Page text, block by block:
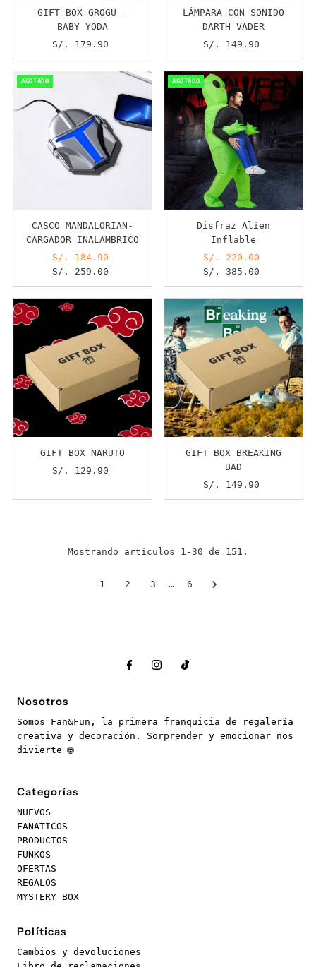
GIFT BOX GROGU -
BABY YODA
Precio
normal
S/. 179.90
LÁMPARA CON SONIDO
DARTH VADER
Precio
normal
S/. 149.90
AGOTADO
CASCO MANDALORIAN-
CARGADOR INALAMBRICO
Precio
de
venta
S/. 184.90
S/. 259.00
AGOTADO
Disfraz Alíen
Inflable
Precio
de
venta
S/. 220.00
S/. 385.00
GIFT BOX NARUTO
Precio
S/. 129.90
GIFT BOX BREAKING
BAD
Precio
normal
S/. 149.90
Mostrando artículos 1-30 de 151.
1 2 3 … 6
Nosotros
Somos Fan&Fun, la primera franquicia de regalería
creativa y decoración. Sorprender y emocionar nos
divierte 🌐
Categorías
NUEVOS
FANÁTICOS
PRODUCTOS
FUNKOS
OFERTAS
REGALOS
MYSTERY BOX
Políticas
Cambios y devoluciones